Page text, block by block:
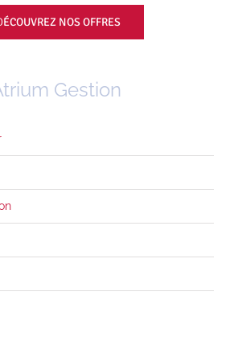
ÉCOUVREZ NOS OFFRES
Gestion